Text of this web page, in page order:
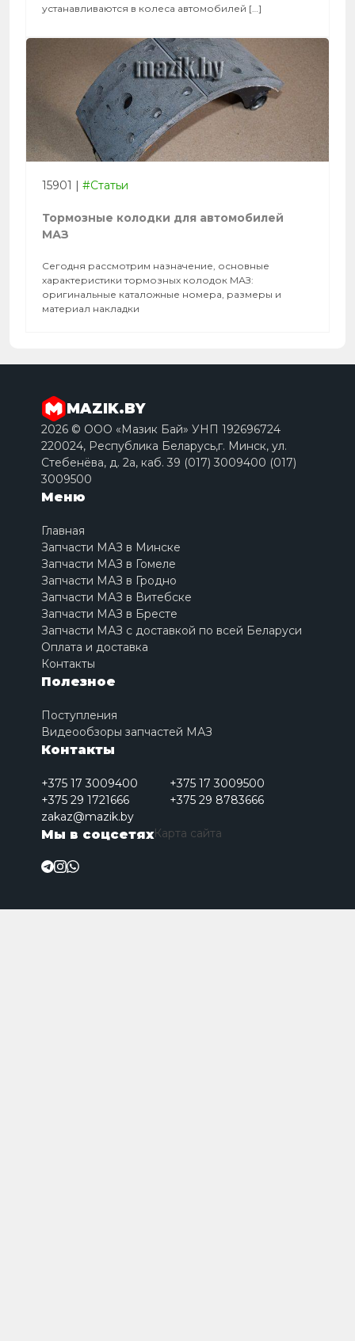
устанавливаются в колеса автомобилей […]
15901 | #Статьи
Тормозные колодки для автомобилей
МАЗ
Сегодня рассмотрим назначение, основные
характеристики тормозных колодок МАЗ:
оригинальные каталожные номера, размеры и
материал накладки
MAZIK.BY
2026 © ООО «Мазик Бай» УНП 192696724
220024, Республика Беларусь,г. Минск, ул.
Стебенёва, д. 2a, каб. 39 (017) 3009400 (017)
3009500
Меню
Главная
Запчасти МАЗ в Минске
Запчасти МАЗ в Гомеле
Запчасти МАЗ в Гродно
Запчасти МАЗ в Витебске
Запчасти МАЗ в Бресте
Запчасти МАЗ с доставкой по всей Беларуси
Оплата и доставка
Контакты
Полезное
Поступления
Видеообзоры запчастей МАЗ
Контакты
+375 17 3009400
+375 17 3009500
+375 29 1721666
+375 29 8783666
zakaz@mazik.by
Мы в соцсетяхКарта сайта